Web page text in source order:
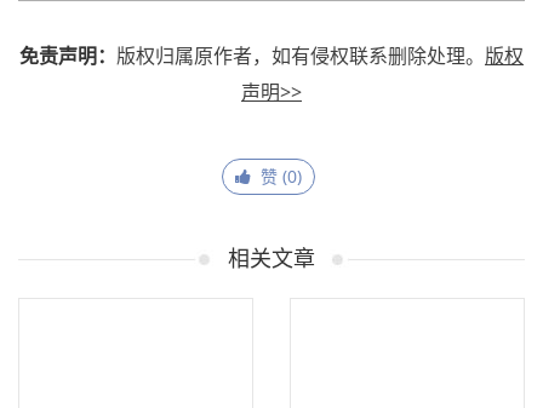
免责声明： 版权归属原作者，如有侵权联系删除处理。 版权
声明>>
赞 (0)
相关文章